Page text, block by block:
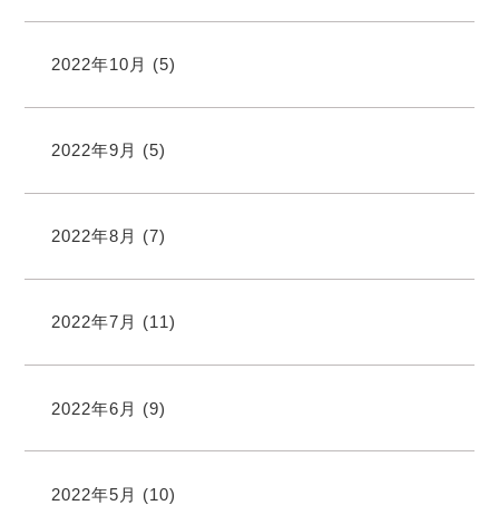
2022年10月 (5)
2022年9月 (5)
2022年8月 (7)
2022年7月 (11)
2022年6月 (9)
2022年5月 (10)